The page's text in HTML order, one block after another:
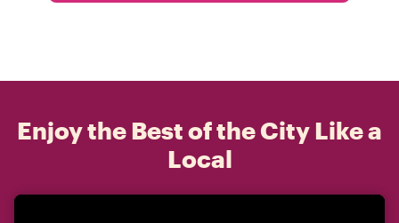
Enjoy the Best of the City Like a
Local